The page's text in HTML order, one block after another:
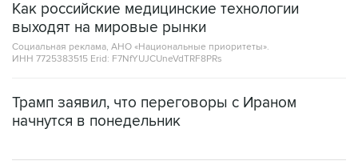
Как российские медицинские технологии
выходят на мировые рынки
Социальная реклама, АНО «Национальные приоритеты».
ИНН 7725383515 Erid: F7NfYUJCUneVdTRF8PRs
Трамп заявил, что переговоры с Ираном
начнутся в понедельник